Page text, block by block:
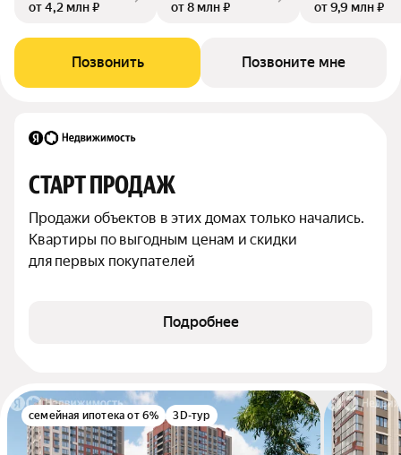
от 4,2 млн ₽ от 8 млн ₽ от 9,9 млн ₽
Позвонить Позвоните мне
СТАРТ ПРОДАЖ
Продажи объектов в этих домах только начались.
Квартиры по выгодным ценам и скидки
для первых покупателей
Подробнее
семейная ипотека от 6% 3D-тур